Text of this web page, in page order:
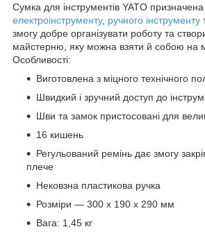
Сумка для інструментів YATO
електроінструменту, ручного інструменту
змогу добре організувати роботу та
майстерню, яку можна взяти й собою на
Особливості:
Виготовлена з міцного технічного
Швидкий і зручний доступ до
Шви та замок пристосовані для
16 кишень
Регульований ремінь дає змогу
плече
Нековзна пластикова ручка
Розміри — 300 x 190 x 290 мм
Вага: 1,45 кг